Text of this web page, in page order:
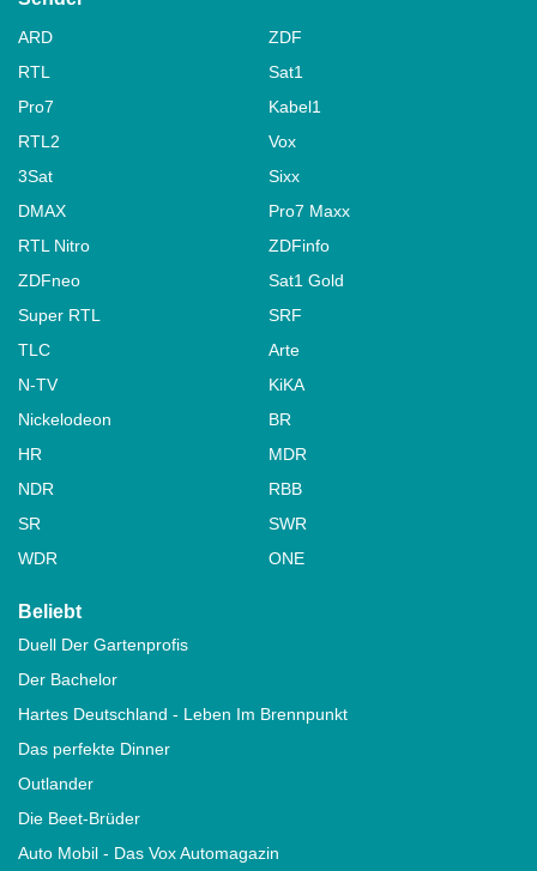
ARD
ZDF
RTL
Sat1
Pro7
Kabel1
RTL2
Vox
3Sat
Sixx
DMAX
Pro7 Maxx
RTL Nitro
ZDFinfo
ZDFneo
Sat1 Gold
Super RTL
SRF
TLC
Arte
N-TV
KiKA
Nickelodeon
BR
HR
MDR
NDR
RBB
SR
SWR
WDR
ONE
Beliebt
Duell Der Gartenprofis
Der Bachelor
Hartes Deutschland - Leben Im Brennpunkt
Das perfekte Dinner
Outlander
Die Beet-Brüder
Auto Mobil - Das Vox Automagazin